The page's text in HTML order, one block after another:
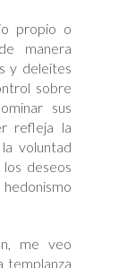
propio o
manera
y deleites
sobre
sus
refleja la
voluntad
deseos
me veo
templanza